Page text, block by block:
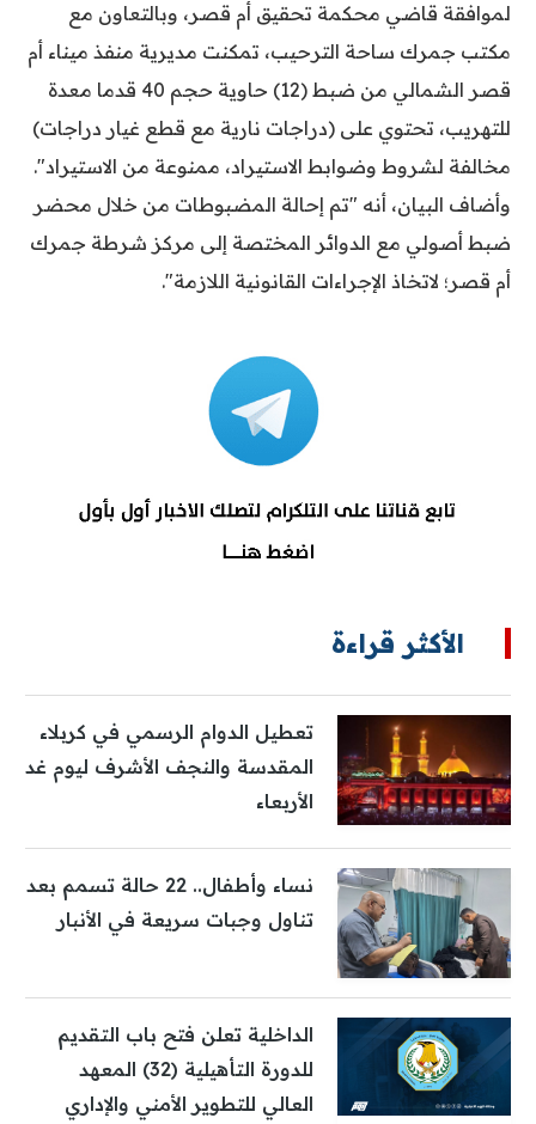
لموافقة قاضي محكمة تحقيق أم قصر، وبالتعاون مع
مكتب جمرك ساحة الترحيب، تمكنت مديرية منفذ ميناء أم
قصر الشمالي من ضبط (12) حاوية حجم 40 قدما معدة
للتهريب، تحتوي على (دراجات نارية مع قطع غيار دراجات)
مخالفة لشروط وضوابط الاستيراد، ممنوعة من الاستيراد".
وأضاف البيان، أنه "تم إحالة المضبوطات من خلال محضر
ضبط أصولي مع الدوائر المختصة إلى مركز شرطة جمرك
أم قصر؛ لاتخاذ الإجراءات القانونية اللازمة".
الأكثر قراءة
تعطيل الدوام الرسمي في كربلاء
المقدسة والنجف الأشرف ليوم غد
الأربعاء
نساء وأطفال.. 22 حالة تسمم بعد
تناول وجبات سريعة في الأنبار
الداخلية تعلن فتح باب التقديم
للدورة التأهيلية (32) المعهد
العالي للتطوير الأمني والإداري